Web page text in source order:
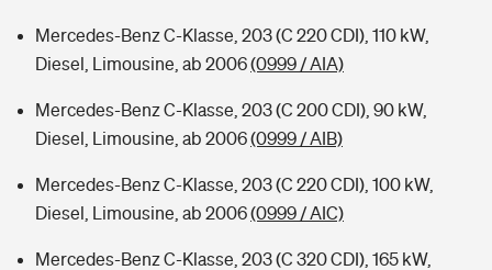
Mercedes-Benz C-Klasse, 203 (C 220 CDI), 110 kW,
Diesel, Limousine, ab 2006(0999 / AIA)
Mercedes-Benz C-Klasse, 203 (C 200 CDI), 90 kW,
Diesel, Limousine, ab 2006(0999 / AIB)
Mercedes-Benz C-Klasse, 203 (C 220 CDI), 100 kW,
Diesel, Limousine, ab 2006(0999 / AIC)
Mercedes-Benz C-Klasse, 203 (C 320 CDI), 165 kW,